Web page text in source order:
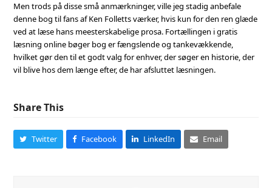
Men trods på disse små anmærkninger, ville jeg stadig anbefale
denne bog til fans af Ken Folletts værker, hvis kun for den ren glæde
ved at læse hans meesterskabelige prosa. Fortællingen i gratis
læsning online bøger bog er fængslende og tankevækkende,
hvilket gør den til et godt valg for enhver, der søger en historie, der
vil blive hos dem længe efter, de har afsluttet læsningen.
Share This
Twitter Facebook LinkedIn Email